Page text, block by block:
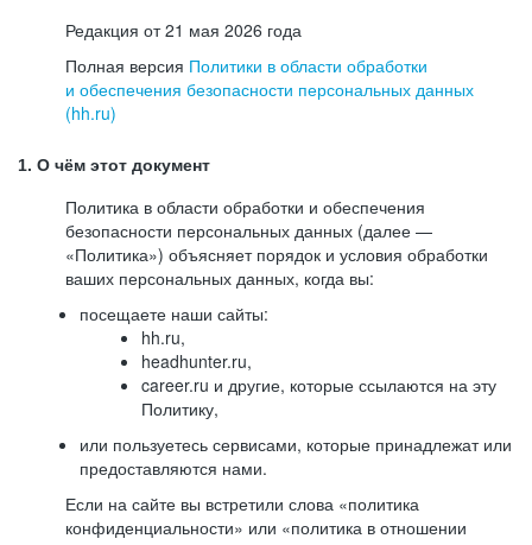
Редакция от 21 мая 2026 года
Полная версия Политики в области обработки
и обеспечения безопасности персональных данных
(hh.ru)
1. О чём этот документ
Политика в области обработки и обеспечения
безопасности персональных данных (далее —
«Политика») объясняет порядок и условия обработки
ваших персональных данных, когда вы:
посещаете наши сайты:
hh.ru,
headhunter.ru,
career.ru и другие, которые ссылаются на эту
Политику,
или пользуетесь сервисами, которые принадлежат или
предоставляются нами.
Если на сайте вы встретили слова «политика
конфиденциальности» или «политика в отношении